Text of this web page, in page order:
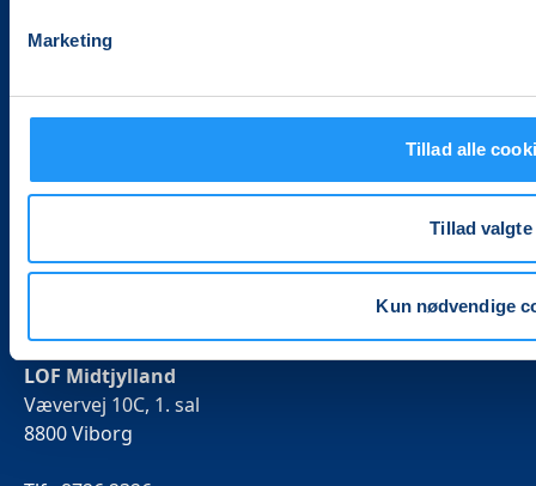
Marketing
Tillad alle
Tillad valgte
Kun nødvendige
Det, der er vigtigt for samfundet, er vigtigt for os
Vi skaber rammerne for meningsfulde møder mellem
LOF Midtjylland
Vævervej 10C, 1. sal
8800 Viborg